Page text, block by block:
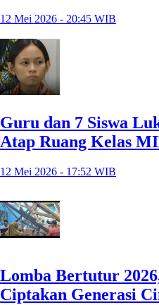
12 Mei 2026 - 20:45 WIB
Guru dan 7 Siswa
Atap Ruang Kelas
12 Mei 2026 - 17:52 WIB
Lomba Bertutur
Ciptakan Generasi